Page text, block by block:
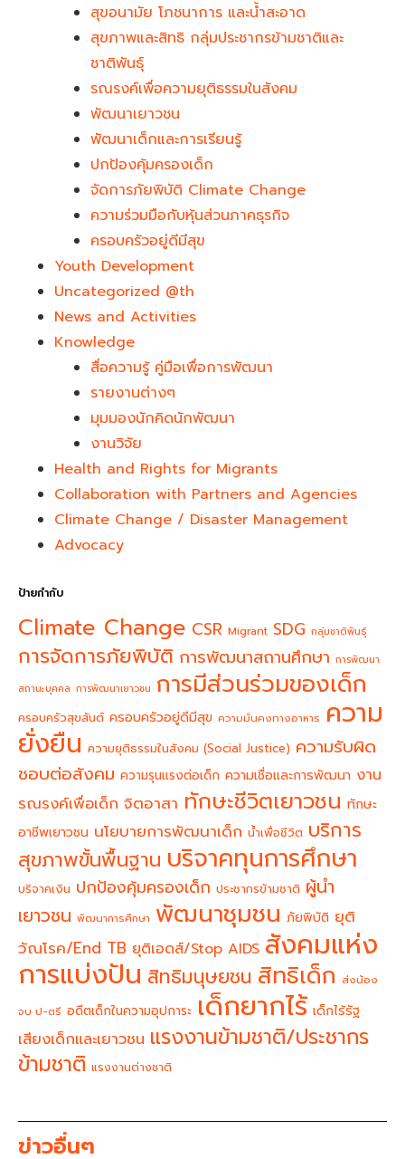
สุขอนามัย โภชนาการ และน้ำสะอาด
สุขภาพและสิทธิ กลุ่มประชากรข้ามชาติและ
ชาติพันธุ์
รณรงค์เพื่อความยุติธรรมในสังคม
พัฒนาเยาวชน
พัฒนาเด็กและการเรียนรู้
ปกป้องคุ้มครองเด็ก
จัดการภัยพิบัติ Climate Change
ความร่วมมือกับหุ้นส่วนภาคธุรกิจ
ครอบครัวอยู่ดีมีสุข
Youth Development​
Uncategorized @th
News and Activities
Knowledge
สื่อความรู้ คู่มือเพื่อการพัฒนา
รายงานต่างๆ
มุมมองนักคิดนักพัฒนา
งานวิจัย
Health and Rights for Migrants
Collaboration with Partners and Agencies
Climate Change / Disaster Management
Advocacy
ป้ายกำกับ
Climate Change CSR Migrant SDG กลุ่มชาติพันธุ์
การจัดการภัยพิบัติ การพัฒนาสถานศึกษา การพัฒนา
สถานะบุคคล การพัฒนาเยาวชน การมีส่วนร่วมของเด็ก
ครอบครัวสุขสันต์ ครอบครัวอยู่ดีมีสุข ความมั่นคงทางอาหาร ความ
ยั่งยืน ความยุติธรรมในสังคม (Social Justice) ความรับผิด
ชอบต่อสังคม ความรุนแรงต่อเด็ก ความเชื่อและการพัฒนา งาน
รณรงค์เพื่อเด็ก จิตอาสา ทักษะชีวิตเยาวชน ทักษะ
อาชีพเยาวชน นโยบายการพัฒนาเด็ก น้ำเพื่อชีวิต บริการ
สุขภาพขั้นพื้นฐาน บริจาคทุนการศึกษา
บริจาคเงิน ปกป้องคุ้มครองเด็ก ประชากรข้ามชาติ ผู้นำ
เยาวชน พัฒนาการศึกษา พัฒนาชุมชน ภัยพิบัติ ยุติ
วัณโรค/End TB ยุติเอดส์/Stop AIDS สังคมแห่ง
การแบ่งปัน สิทธิมนุษยชน สิทธิเด็ก ส่งน้อง
จบ ป-ตรี อดีตเด็กในความอุปการะ เด็กยากไร้ เด็กไร้รัฐ
เสียงเด็กและเยาวชน แรงงานข้ามชาติ/ประชากร
ข้ามชาติ แรงงานต่างชาติ
ข่าวอื่นๆ